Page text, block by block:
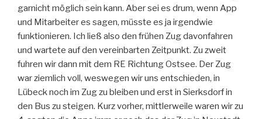
garnicht möglich sein kann. Aber sei es drum, wenn App
und Mitarbeiter es sagen, müsste es ja irgendwie
funktionieren. Ich ließ also den frühen Zug davonfahren
und wartete auf den vereinbarten Zeitpunkt. Zu zweit
fuhren wir dann mit dem RE Richtung Ostsee. Der Zug
war ziemlich voll, weswegen wir uns entschieden, in
Lübeck noch im Zug zu bleiben und erst in Sierksdorf in
den Bus zu steigen. Kurz vorher, mittlerweile waren wir zu